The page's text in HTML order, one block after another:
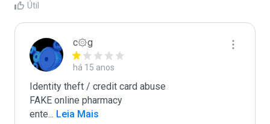
Útil
c۞g
há 15 anos
Identity theft / credit card abuse
FAKE online pharmacy
ente... Leia Mais